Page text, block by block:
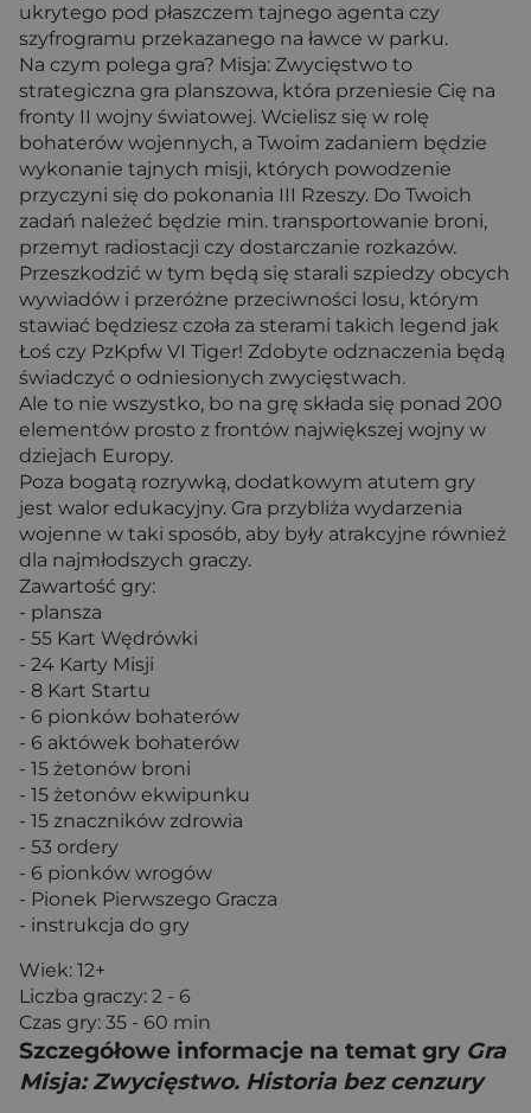
ukrytego pod płaszczem tajnego agenta czy
szyfrogramu przekazanego na ławce w parku.
Na czym polega gra? Misja: Zwycięstwo to
strategiczna gra planszowa, która przeniesie Cię na
fronty II wojny światowej. Wcielisz się w rolę
bohaterów wojennych, a Twoim zadaniem będzie
wykonanie tajnych misji, których powodzenie
przyczyni się do pokonania III Rzeszy. Do Twoich
zadań należeć będzie min. transportowanie broni,
przemyt radiostacji czy dostarczanie rozkazów.
Przeszkodzić w tym będą się starali szpiedzy obcych
wywiadów i przeróżne przeciwności losu, którym
stawiać będziesz czoła za sterami takich legend jak
Łoś czy PzKpfw VI Tiger! Zdobyte odznaczenia będą
świadczyć o odniesionych zwycięstwach.
Ale to nie wszystko, bo na grę składa się ponad 200
elementów prosto z frontów największej wojny w
dziejach Europy.
Poza bogatą rozrywką, dodatkowym atutem gry
jest walor edukacyjny. Gra przybliża wydarzenia
wojenne w taki sposób, aby były atrakcyjne również
dla najmłodszych graczy.
Zawartość gry:
- plansza
- 55 Kart Wędrówki
- 24 Karty Misji
- 8 Kart Startu
- 6 pionków bohaterów
- 6 aktówek bohaterów
- 15 żetonów broni
- 15 żetonów ekwipunku
- 15 znaczników zdrowia
- 53 ordery
- 6 pionków wrogów
- Pionek Pierwszego Gracza
- instrukcja do gry
Wiek: 12+
Liczba graczy: 2 - 6
Czas gry: 35 - 60 min
Szczegółowe informacje na temat gry Gra
Misja: Zwycięstwo. Historia bez cenzury